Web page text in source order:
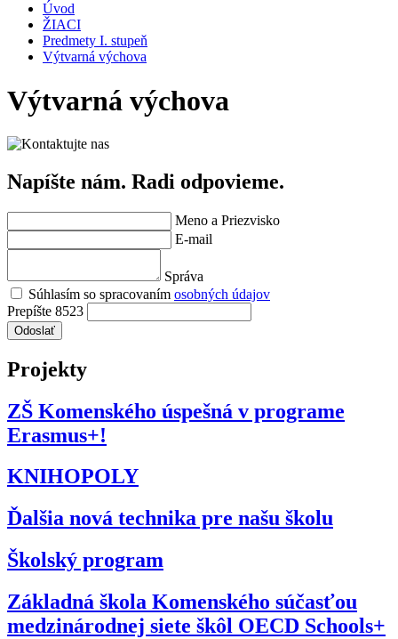
Úvod
ŽIACI
Predmety I. stupeň
Výtvarná výchova
Výtvarná výchova
Napíšte nám. Radi odpovieme.
Meno a Priezvisko
E-mail
Správa
Súhlasím so spracovaním osobných údajov
Prepíšte 8523
Odoslať
Projekty
ZŠ Komenského úspešná v programe
Erasmus+!
KNIHOPOLY
Ďalšia nová technika pre našu školu
Školský program
Základná škola Komenského súčasťou
medzinárodnej siete škôl OECD Schools+